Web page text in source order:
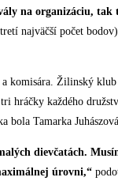
na organizáciu,
počet
Žilinský
hráčky každého
bola Tamarka
dievčatách.
úrovni,“